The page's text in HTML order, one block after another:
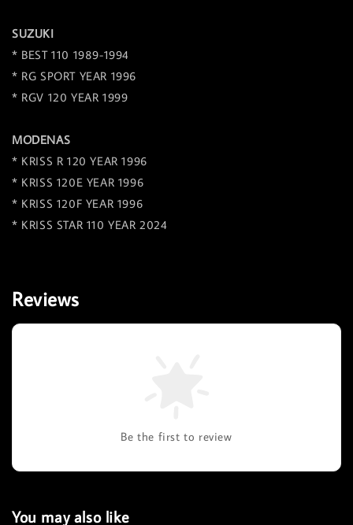
SUZUKI
* BEST 110 1989-1994
* RG SPORT YEAR 1996
* RGV 120 YEAR 1999
MODENAS
* KRISS R 120 YEAR 1996
* KRISS 120E YEAR 1996
* KRISS 120F YEAR 1996
* KRISS STAR 110 YEAR 2024
Reviews
Be the first to review
You may also like